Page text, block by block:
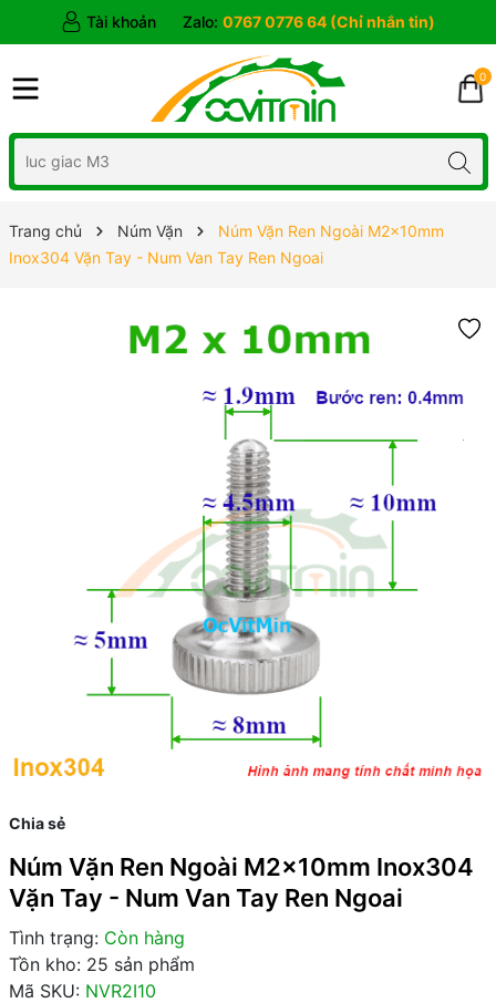
Tài khoản Zalo: 0767 0776 64 (Chỉ nhắn tin)
0
Trang chủ Núm Vặn
Núm Vặn Ren Ngoài M2x10mm
Inox304 Vặn Tay - Num Van Tay Ren Ngoai
Chia sẻ
Núm Vặn Ren Ngoài M2x10mm Inox304
Vặn Tay - Num Van Tay Ren Ngoai
Tình trạng: Còn hàng
Tồn kho: 25 sản phẩm
Mã SKU: NVR2I10